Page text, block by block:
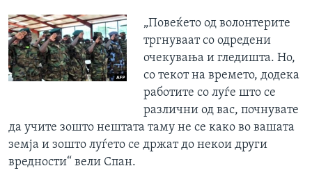
„Повеќето од волонтерите
тргнуваат со одредени
очекувања и гледишта. Но,
со текот на времето, додека
работите со луѓе што се
различни од вас, почнувате
да учите зошто нештата таму не се како во вашата
земја и зошто луѓето се држат до некои други
вредности“ вели Спан.